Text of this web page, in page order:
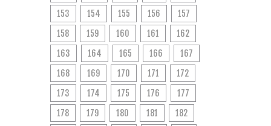
153
154 155 156
157
158
159 160 161
162
163
164 165 166
167
168
169 170 171
172
173
174 175 176
177
178
179 180 181
182